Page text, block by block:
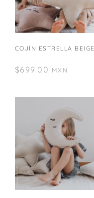
COJÍN ESTRELLA BEIGE
$699.00 MXN